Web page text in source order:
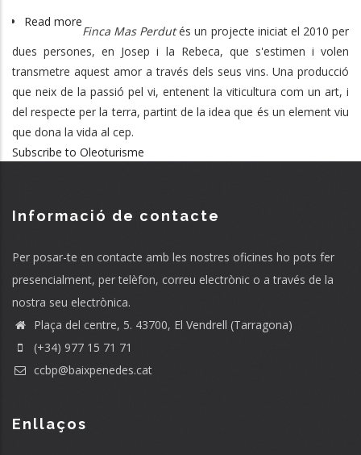
Read more
MAS
PERDUT
Finca Mas Perdutés un projecte iniciat el 2010 per
dues persones, en Josep i la Rebeca, que s'estimen i volen
transmetre aquest amor a través dels seus vins. Una producció
que neix de la passió pel vi, entenent la viticultura com un art, i
del respecte per la terra, partint de la idea que és un element viu
que dona la vida al cep.
Subscribe to Oleoturisme
Informació de contacte
Per posar-te en contacte amb les nostres oficines ho pots fer
presencialment, per telèfon, correu electrònic o a través de la
nostra seu electrònica.
Plaça del centre, 5. 43700, El Vendrell (Tarragona)
(+34) 977 15 71 71
ccbp@baixpenedes.cat
Enllaços